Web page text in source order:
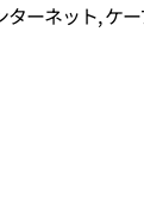
ーネット, ケ